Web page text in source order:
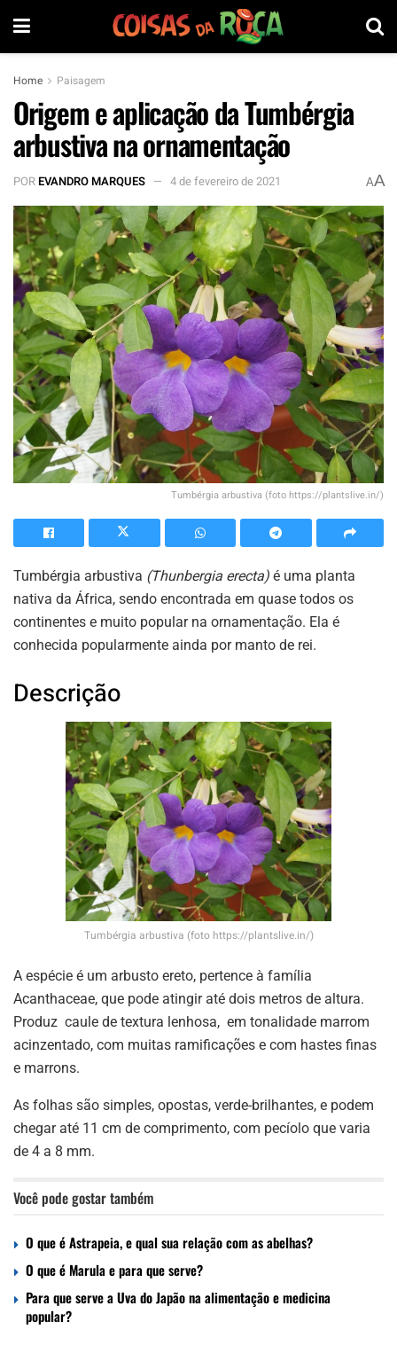
Home Paisagem
Origem e aplicação da Tumbérgia
arbustiva na ornamentação
POREVANDRO MARQUES 4 de fevereiro de 2021 AA
Tumbérgia arbustiva (foto https://plantslive.in/)
Tumbérgia arbustiva (Thunbergia erecta) é uma planta
nativa da África, sendo encontrada em quase todos os
continentes e muito popular na ornamentação. Ela é
conhecida popularmente ainda por manto de rei.
Descrição
Tumbérgia arbustiva (foto https://plantslive.in/)
A espécie é um arbusto ereto, pertence à família
Acanthaceae, que pode atingir até dois metros de altura.
Produz caule de textura lenhosa, em tonalidade marrom
acinzentado, com muitas ramificações e com hastes finas
e marrons.
As folhas são simples, opostas, verde-brilhantes, e podem
chegar até 11 cm de comprimento, com pecíolo que varia
de 4 a 8 mm.
Você pode gostar também
O que é Astrapeia, e qual sua relação com as abelhas?
O que é Marula e para que serve?
Para que serve a Uva do Japão na alimentação e medicina
popular?